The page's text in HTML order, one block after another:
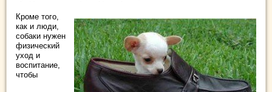
Кроме того,
как и люди,
собаки нужен
физический
уход и
воспитание,
чтобы